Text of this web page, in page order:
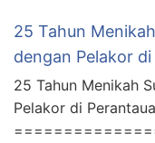
25 Tahun
dengan Pelakor
25 Tahun Menikah
Pelakor di